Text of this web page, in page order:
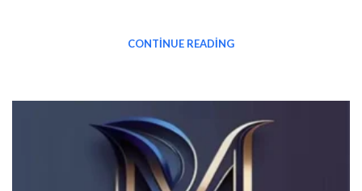
CONTINUE READING